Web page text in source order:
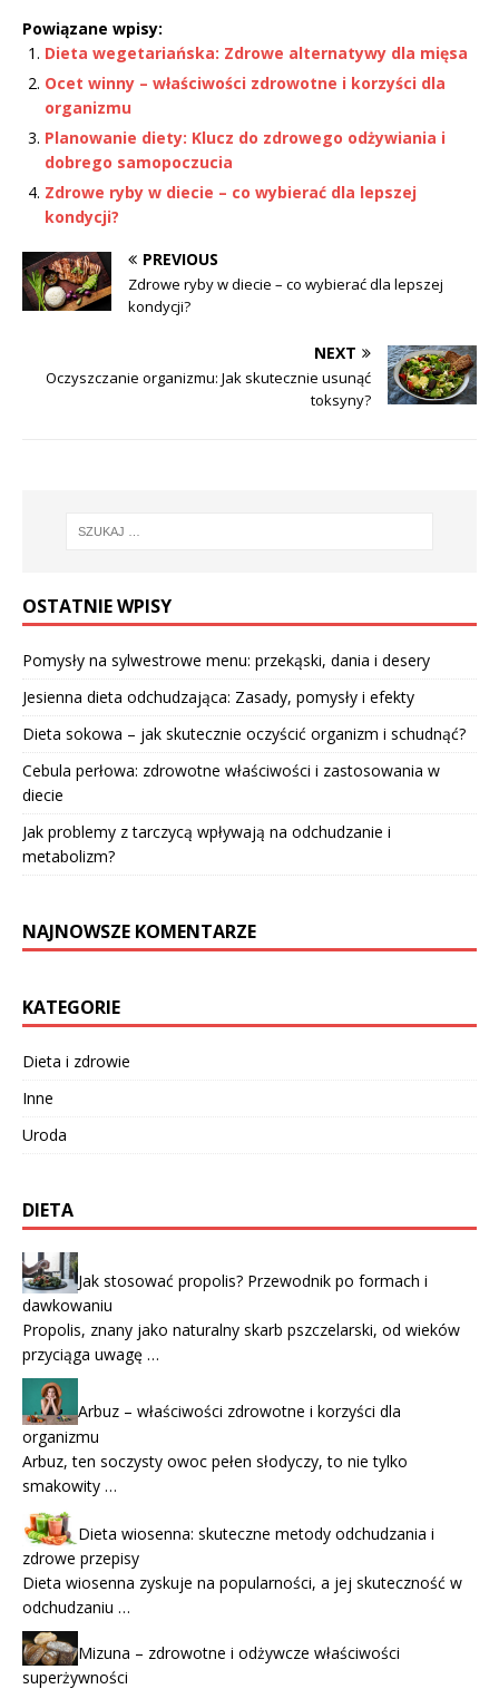
Powiązane wpisy:
Dieta wegetariańska: Zdrowe alternatywy dla mięsa
Ocet winny – właściwości zdrowotne i korzyści dla
organizmu
Planowanie diety: Klucz do zdrowego odżywiania i
dobrego samopoczucia
Zdrowe ryby w diecie – co wybierać dla lepszej
kondycji?
PREVIOUS
Zdrowe ryby w diecie – co wybierać dla lepszej
kondycji?
NEXT
Oczyszczanie organizmu: Jak skutecznie usunąć
toksyny?
OSTATNIE WPISY
Pomysły na sylwestrowe menu: przekąski, dania i desery
Jesienna dieta odchudzająca: Zasady, pomysły i efekty
Dieta sokowa – jak skutecznie oczyścić organizm i schudnąć?
Cebula perłowa: zdrowotne właściwości i zastosowania w
diecie
Jak problemy z tarczycą wpływają na odchudzanie i
metabolizm?
NAJNOWSZE KOMENTARZE
KATEGORIE
Dieta i zdrowie
Inne
Uroda
DIETA
Jak stosować propolis? Przewodnik po formach i
dawkowaniu
Propolis, znany jako naturalny skarb pszczelarski, od wieków
przyciąga uwagę …
Arbuz – właściwości zdrowotne i korzyści dla
organizmu
Arbuz, ten soczysty owoc pełen słodyczy, to nie tylko
smakowity …
Dieta wiosenna: skuteczne metody odchudzania i
zdrowe przepisy
Dieta wiosenna zyskuje na popularności, a jej skuteczność w
odchudzaniu …
Mizuna – zdrowotne i odżywcze właściwości
superżywności